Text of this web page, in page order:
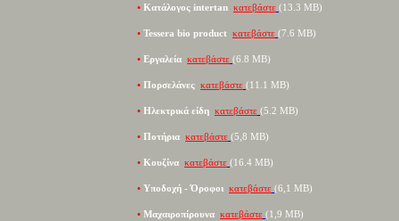
• Κατάλογος intertan κατεβάστε (13.3 MB)
• Tessera bio product κατεβάστε (7.6 MB)
• Εργαλεία κατεβάστε (6 8 MB)
• Πορσελάνες κατεβάστε (1 1.1 MB)
• Ηλεκτρικά είδη κατεβάστε (5.2 MB)
• Ποτήρια κατεβάστε (5,8 MB)
• Κουζίνα κατεβάστε (16.4 MB)
• Υποδοχή - Όροφοι κατεβάστε (6,1 MB)
• Μαχαιροπίρουνα κατεβάστε (1,9 MB)